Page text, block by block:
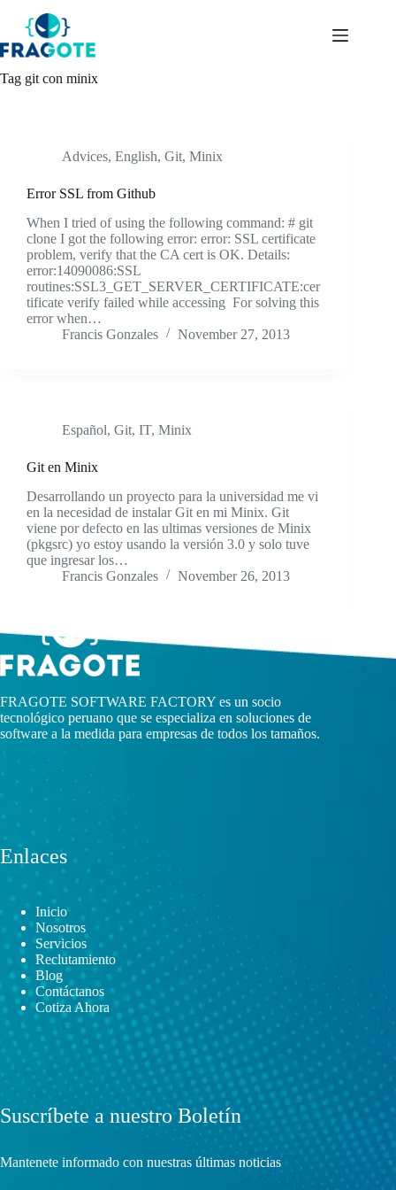
content
Tag git con minix
Advices, English, Git, Minix
Error SSL from Github
When I tried of using the following command: # git
clone I got the following error: error: SSL certificate
problem, verify that the CA cert is OK. Details:
error:14090086:SSL
routines:SSL3_GET_SERVER_CERTIFICATE:cer
tificate verify failed while accessing For solving this
error when…
Francis Gonzales
November 27, 2013
Español, Git, IT, Minix
Git en Minix
Desarrollando un proyecto para la universidad me vi
en la necesidad de instalar Git en mi Minix. Git
viene por defecto en las ultimas versiones de Minix
(pkgsrc) yo estoy usando la versión 3.0 y solo tuve
que ingresar los…
Francis Gonzales
November 26, 2013
FRAGOTE SOFTWARE FACTORY es un socio
tecnológico peruano que se especializa en soluciones de
software a la medida para empresas de todos los tamaños.
Enlaces
Inicio
Nosotros
Servicios
Reclutamiento
Blog
Contáctanos
Cotiza Ahora
Suscríbete a nuestro Boletín
Mantenete informado con nuestras últimas noticias